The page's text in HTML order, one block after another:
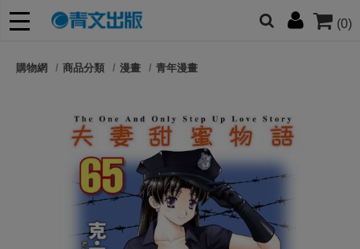
(0)
朋友們，提高警覺！
購物網 商品分類 漫畫 青年漫畫